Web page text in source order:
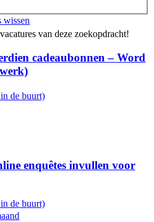
wissen
van deze zoekopdracht!
cadeaubonnen – Word
de buurt)
enquêtes invullen voor
de buurt)